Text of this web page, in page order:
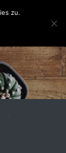
zu.